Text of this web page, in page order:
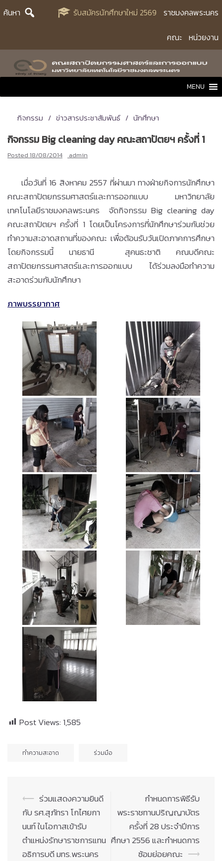
Skipค้นหา รับสมัครนักศึกษาใหม่ 2569 ราชมงคลพระนคร
คณะ หน่วยงาน
MENU
กิจกรรม ข่าวสารประชาสัมพันธ์ นักศึกษา
กิจกรรม Big cleaning day คณะสถาปัตยฯ ครั้งที่ 1
Posted 18/08/2014 admin
เมื่อวันที่ 16 สิงหาคม 2557 ที่ผ่านมา ทางฝ่ายกิจการนักศึกษา
คณะสถาปัตยกรรมศาสตร์และการออกแบบ มหาวิทยาลัย
เทคโนโลยีราชมงคลพระนคร จัดกิจกรรม Big cleaning day
คณะสถาปัตยฯ ครั้งที่ 1 โดยเป็นโครงการที่นักศึกษาร่วมกันช่วย
ทำความสะอาดสถานที่ของคณะ เพื่อต้อนรับวันเปิดภาคการศึกษา
โดยกิจกรรมนี้ นายธานี สุคนธะชาติ คณบดีคณะ
สถาปัตยกรรมศาสตร์และการออกแบบ ได้ร่วมลงมือทำความ
สะอาดร่วมกับนักศึกษา
ภาพบรรยากาศ
Post Views: 1,585
ทำความสะอาด ร่วมมือ
Post
navigation
⟵ ร่วมแสดงความยินดี
กับ รศ.สุภัทรา โกไศยกา
นนท์ ในโอกาสเข้ารับ
ตำแหน่งรักษาราชการแทน
อธิการบดี มทร.พระนคร
กำหนดการพิธีรับ
พระราชทานปริญญาบัตร
ครั้งที่ 28 ประจำปีการ
ศึกษา 2556 และกำหนดการ
ซ้อมย่อยคณะ ⟶